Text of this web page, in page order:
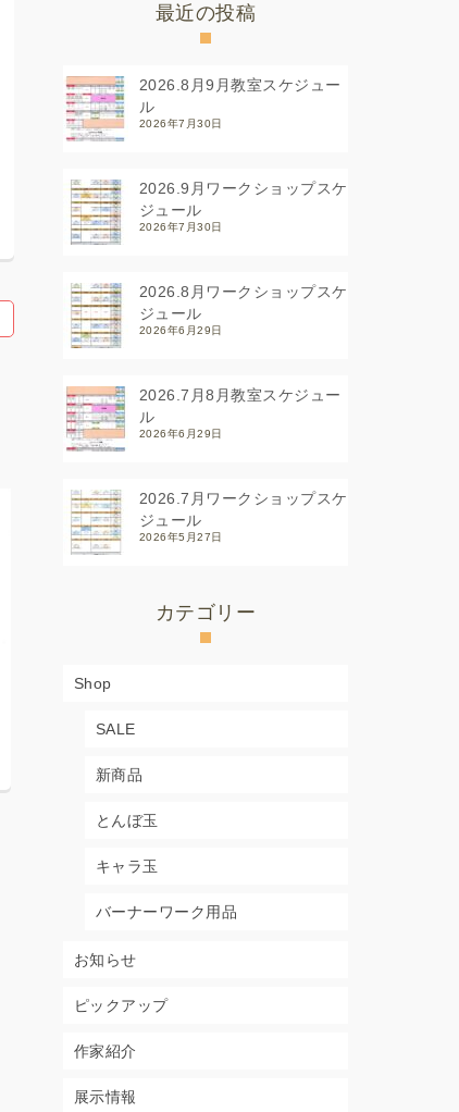
最近の投稿
2026.8月9月教室スケジュー
ル
2026年7月30日
2026.9月ワークショップスケ
ジュール
2026年7月30日
2026.8月ワークショップスケ
ジュール
2026年6月29日
2026.7月8月教室スケジュー
ル
2026年6月29日
2026.7月ワークショップスケ
ジュール
2026年5月27日
カテゴリー
Shop
SALE
新商品
とんぼ玉
キャラ玉
バーナーワーク用品
お知らせ
ピックアップ
作家紹介
展示情報